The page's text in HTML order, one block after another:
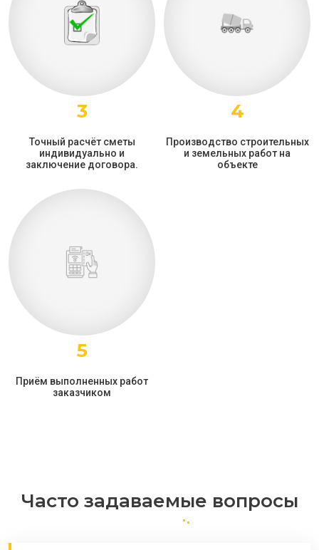
3
Точный расчёт сметы
индивидуально и
заключение договора.
4
Производство строительных
и земельных работ на
объекте
5
Приём выполненных работ
заказчиком
Часто задаваемые вопросы